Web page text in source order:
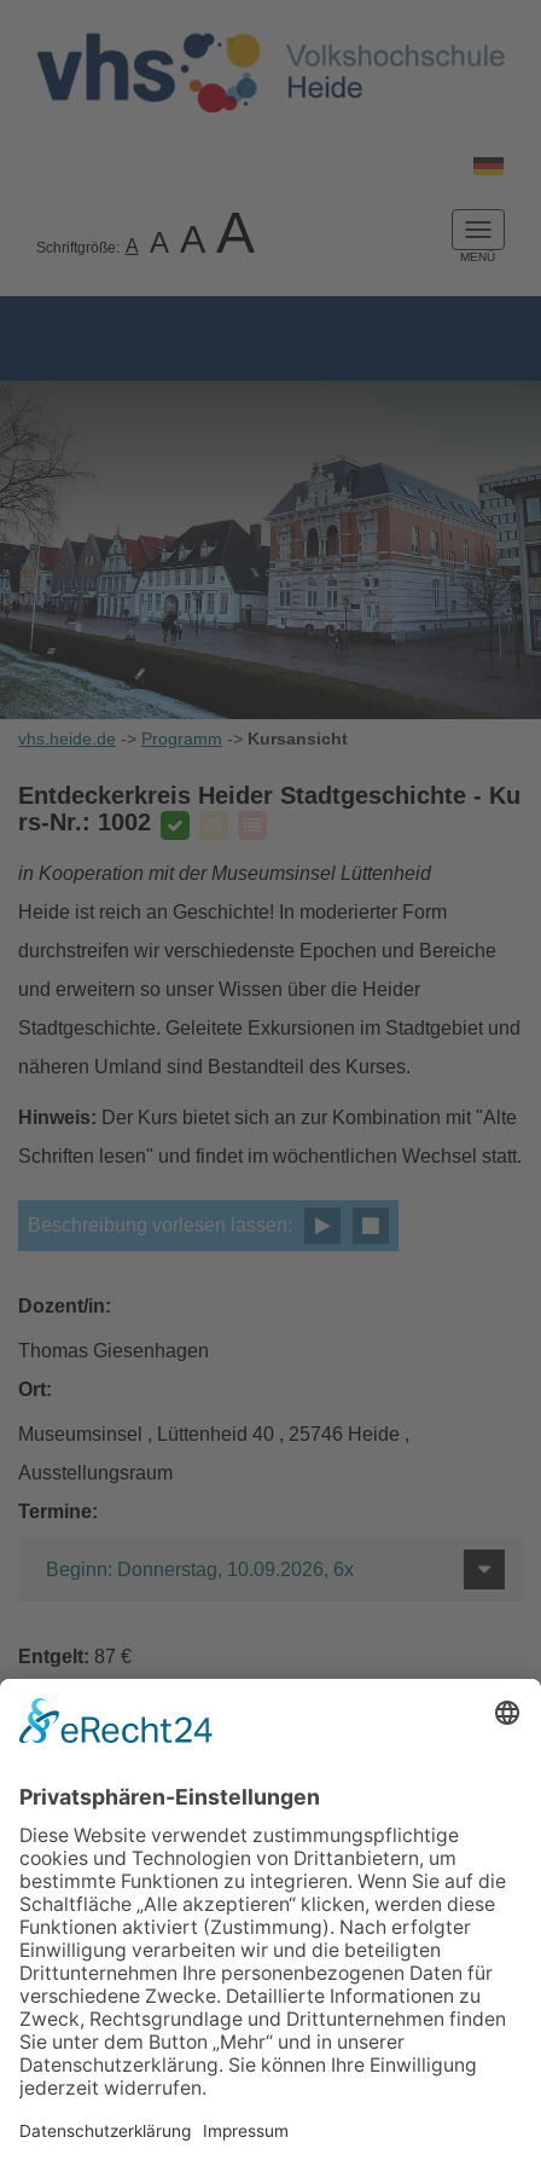
Schriftgröße: A A A A
vhs.heide.de -> Programm -> Kursansicht
Entdeckerkreis Heider Stadtgeschichte - Ku
rs-Nr.: 1002
in Kooperation mit der Museumsinsel Lüttenheid
Heide ist reich an Geschichte! In moderierter Form
durchstreifen wir verschiedenste Epochen und Bereiche
und erweitern so unser Wissen über die Heider
Stadtgeschichte. Geleitete Exkursionen im Stadtgebiet und
näheren Umland sind Bestandteil des Kurses.
Hinweis: Der Kurs bietet sich an zur Kombination mit "Alte
Schriften lesen" und findet im wöchentlichen Wechsel statt.
Beschreibung vorlesen lassen:
Dozent/in:
Thomas Giesenhagen
Ort:
Museumsinsel , Lüttenheid 40 , 25746 Heide ,
Ausstellungsraum
Termine:
Beginn: Donnerstag, 10.09.2026, 6x
Entgelt: 87 €
Zurück
Impressum